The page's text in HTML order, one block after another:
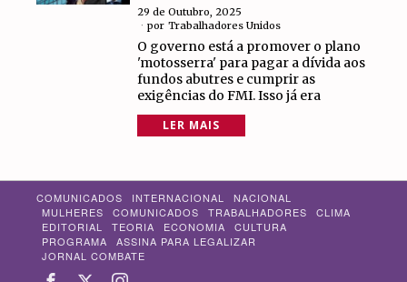
29 de Outubro, 2025
por Trabalhadores Unidos
O governo está a promover o plano
'motosserra' para pagar a dívida aos
fundos abutres e cumprir as
exigências do FMI. Isso já era
LER MAIS
COMUNICADOS INTERNACIONAL
NACIONAL
MULHERES
COMUNICADOS TRABALHADORES
CLIMA
EDITORIAL
TEORIA ECONOMIA
CULTURA
PROGRAMA
ASSINA PARA LEGALIZAR
JORNAL COMBATE